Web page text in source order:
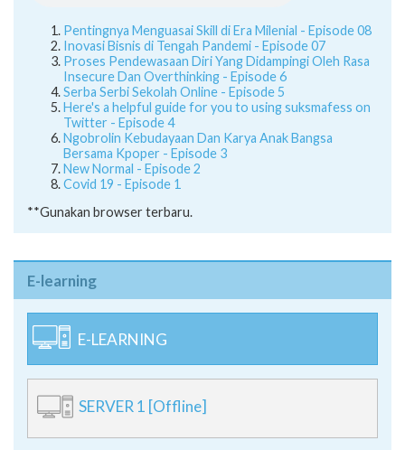
Pentingnya Menguasai Skill di Era Milenial - Episode 08
Inovasi Bisnis di Tengah Pandemi - Episode 07
Proses Pendewasaan Diri Yang Didampingi Oleh Rasa
Insecure Dan Overthinking - Episode 6
Serba Serbi Sekolah Online - Episode 5
Here's a helpful guide for you to using suksmafess on
Twitter - Episode 4
Ngobrolin Kebudayaan Dan Karya Anak Bangsa
Bersama Kpoper - Episode 3
New Normal - Episode 2
Covid 19 - Episode 1
**Gunakan browser terbaru.
E-learning
E-LEARNING
SERVER 1 [Offline]